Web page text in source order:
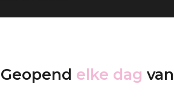
Geopend elke dag van